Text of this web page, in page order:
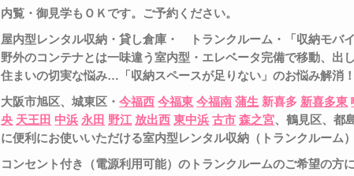
内覧・御見学もＯＫです。ご予約ください。
屋内型レンタル収納・貸し倉庫・
トランクルーム・「収納モバ
野外のコンテナとは一味違う室内型・エレベータ完備で移動、出
住まいの切実な悩み… 「収納スペースが足りない」のお悩み解消！
大阪市旭区、城東区・今福西 今福東 今福南 蒲生 新喜多 新喜多東
央 天王田 中浜 永田 野江 放出西 東中浜 古市 森之宮、鶴見区、都
に便利にお使いいただける室内型レンタル収納（トランクルーム）
コンセント付き（電源利用可能）のトランクルームのご希望の方